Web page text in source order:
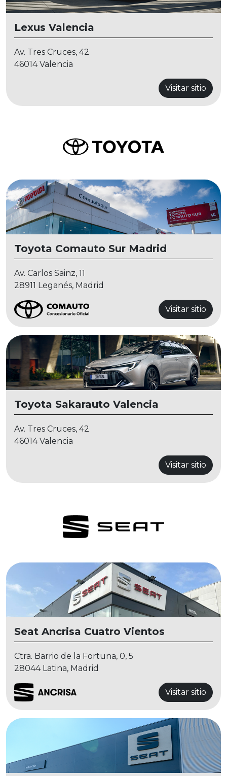
Lexus Valencia
Av. Tres Cruces, 42
46014 Valencia
Visitar sitio
Toyota Comauto Sur Madrid
Av. Carlos Sainz, 11
28911 Leganés, Madrid
Visitar sitio
Toyota Sakarauto Valencia
Av. Tres Cruces, 42
46014 Valencia
Visitar sitio
Seat Ancrisa Cuatro Vientos
Ctra. Barrio de la Fortuna, 0, 5
28044 Latina, Madrid
Visitar sitio